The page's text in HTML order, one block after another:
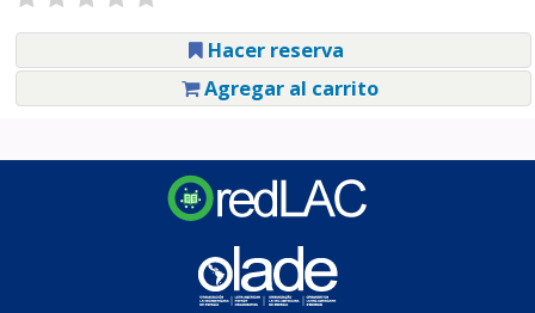
Hacer reserva
Agregar al carrito